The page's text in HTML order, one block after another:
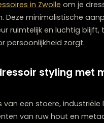
formaten. Deze
interieurs waar rust
designobjecten of
zwarte fotolijstje
foto’s mooi laat
in Zwolleom je